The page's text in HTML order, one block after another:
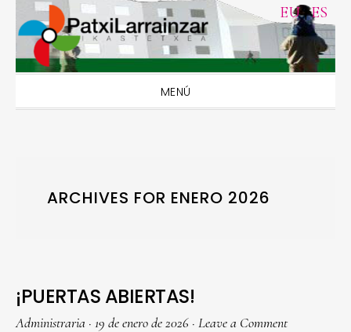
Skip
to
primary
Skip
to
main
Skip
to
primary
Skip
to
footer
EU|ES
MENÚ
ARCHIVES FOR ENERO 2026
¡PUERTAS ABIERTAS!
Administraria · 19 de enero de 2026 · Leave a Comment